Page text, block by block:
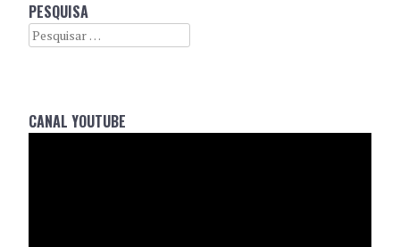
PESQUISA
Search
CANAL YOUTUBE